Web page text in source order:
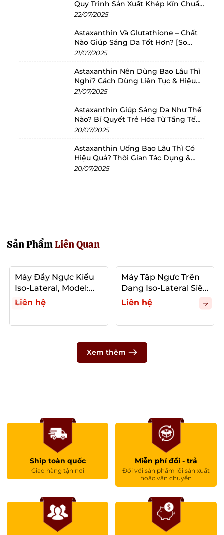
Quy Trình Sản Xuất Khép Kín Chuẩn
Châu Âu
22/07/2025
Astaxanthin Và Glutathione – Chất
Nào Giúp Sáng Da Tốt Hơn? [So
Sánh 2025]
21/07/2025
Astaxanthin Nên Dùng Bao Lâu Thì
Nghỉ? Cách Dùng Liên Tục & Hiệu
Quả Nhất
21/07/2025
Astaxanthin Giúp Sáng Da Như Thế
Nào? Bí Quyết Trẻ Hóa Từ Tầng Tế
Bào
20/07/2025
Astaxanthin Uống Bao Lâu Thì Có
Hiệu Quả? Thời Gian Tác Dụng &
Cách Dùng Tối Ưu
20/07/2025
Sản PhẩmLiên Quan
Máy Đẩy Ngực Kiểu
Iso-Lateral, Model:
XVD001
Liên hệ
Máy Tập Ngực Trên
Dạng Iso-Lateral Siêu
Nghiêng, Model:
XVD002
Liên hệ
Xem thêm
Ship toàn quốc
Giao hàng tận nơi
Miễn phí đổi - trả
Đối với sản phẩm lỗi sản xuất
hoặc vận chuyển